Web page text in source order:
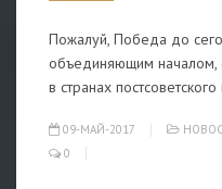
Пожалуй, Победа до
объединяющим
в странах
09-МАЙ-2017
0